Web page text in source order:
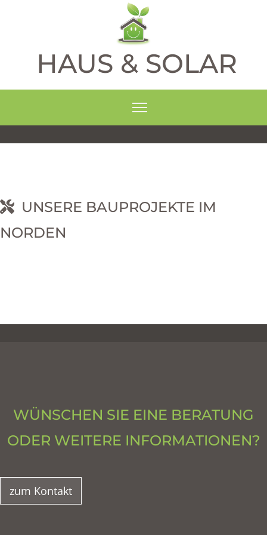
HAUS & SOLAR
UNSERE BAUPROJEKTE IM
NORDEN
WÜNSCHEN SIE EINE BERATUNG
ODER WEITERE INFORMATIONEN?
zum Kontakt